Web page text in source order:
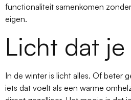
functionaliteit samenkomen
eigen.
Licht dat
In de winter is licht alles. Of beter
iets dat voelt als een warme